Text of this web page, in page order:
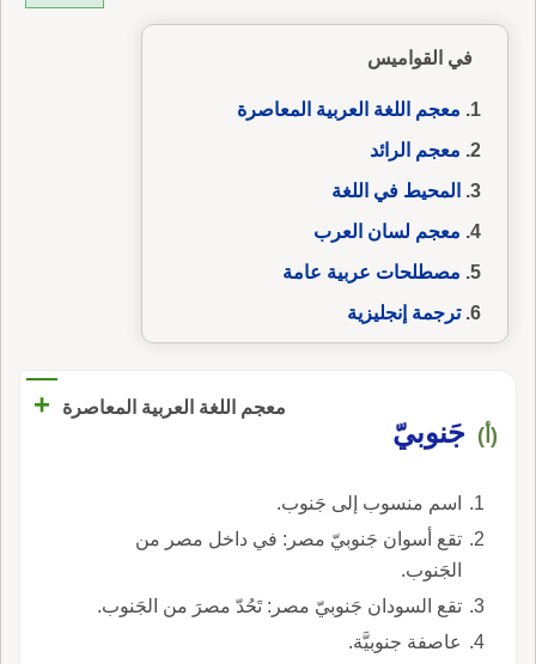
في القواميس
معجم اللغة العربية المعاصرة
معجم الرائد
المحيط في اللغة
معجم لسان العرب
مصطلحات عربية عامة
ترجمة إنجليزية
معجم اللغة العربية المعاصرة +
(أ) جَنوبيّ
اسم منسوب إلى جَنوب.
تقع أسوان جَنوبيّ مصر: في داخل مصر من
الجَنوب.
تقع السودان جَنوبيّ مصر: تَحُدّ مصرَ من الجَنوب.
عاصفة جنوبيَّة.